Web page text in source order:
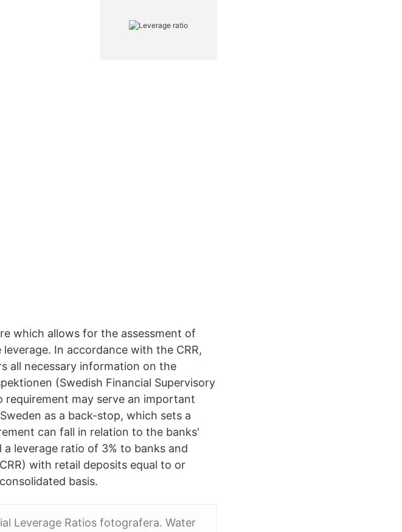
which allows for the assessment of
In accordance with the CRR,
all necessary information on the
(Swedish Financial Supervisory
requirement may serve an important
as a back-stop, which sets a
can fall in relation to the banks'
a leverage ratio of 3% to banks and
with retail deposits equal to or
basis.
Leverage Ratios fotografera. Water